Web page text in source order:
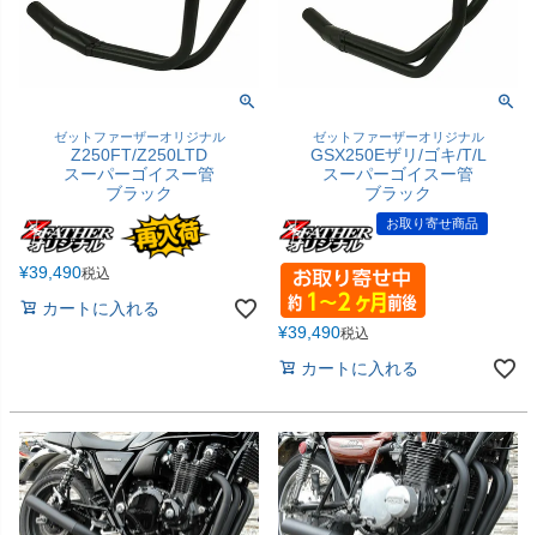
ゼットファーザーオリジナル
Z250FT/Z250LTD
スーパーゴイスー管
ブラック
¥39,490税込
カートに入れる
ゼットファーザーオリジナル
GSX250Eザリ/ゴキ/T/L
スーパーゴイスー管
ブラック
お取り寄せ商品
¥39,490税込
カートに入れる